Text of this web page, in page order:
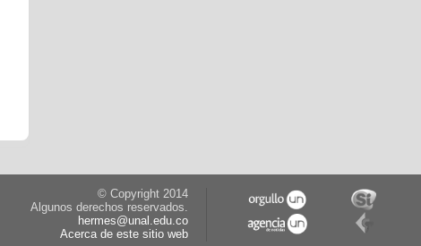
© Copyright 2014
Algunos derechos reservados.
hermes@unal.edu.co
Acerca de este sitio web